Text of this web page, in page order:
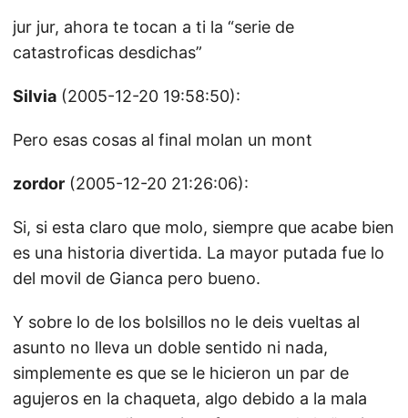
jur jur, ahora te tocan a ti la “serie de
catastroficas desdichas”
Silvia (2005-12-20 19:58:50):
Pero esas cosas al final molan un mont
zordor (2005-12-20 21:26:06):
Si, si esta claro que molo, siempre que acabe bien
es una historia divertida. La mayor putada fue lo
del movil de Gianca pero bueno.
Y sobre lo de los bolsillos no le deis vueltas al
asunto no lleva un doble sentido ni nada,
simplemente es que se le hicieron un par de
agujeros en la chaqueta, algo debido a la mala